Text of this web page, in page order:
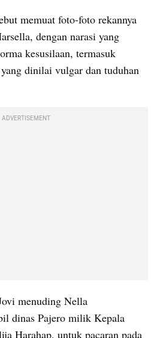
memuat foto-foto rekannya
dengan narasi yang
kesusilaan, termasuk
dinilai vulgar dan tuduhan
ADVERTISEMENT
menuding Nella
dinas Pajero milik Kepala
Harahap, untuk pacaran pada